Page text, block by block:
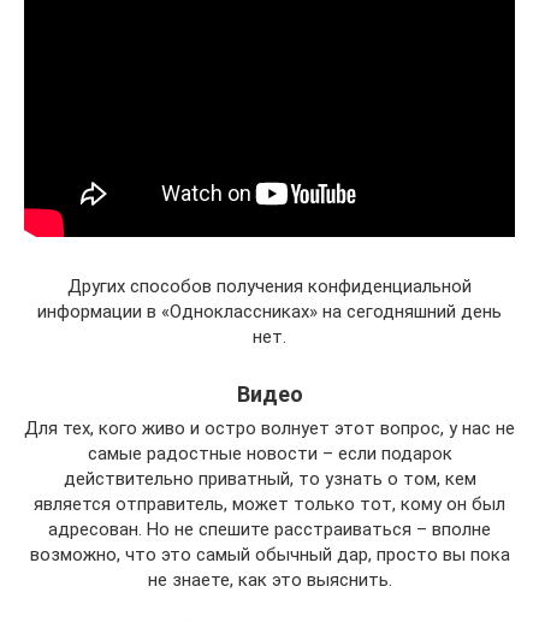
Других способов получения конфиденциальной
информации в «Одноклассниках» на сегодняшний день
нет.
Видео
Для тех, кого живо и остро волнует этот вопрос, у нас не
самые радостные новости – если подарок
действительно приватный, то узнать о том, кем
является отправитель, может только тот, кому он был
адресован. Но не спешите расстраиваться – вполне
возможно, что это самый обычный дар, просто вы пока
не знаете, как это выяснить.